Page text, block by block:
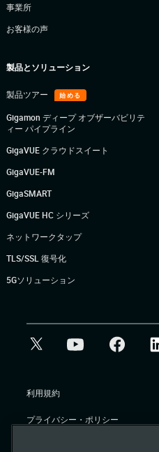
事業所
お客様の声
製品とソリューション
製品ツアー 始める
Gigamon ディープ オブザーバビリテ
ィー パイプライン
GigaVUE クラウドスイート
GigaVUE-FM
GigaSMART
GigaVUE HC シリーズ
ネットワークタップ
TLS/SSL 復号化
5Gソリューション
利用規約
プライバシー・ポリシー